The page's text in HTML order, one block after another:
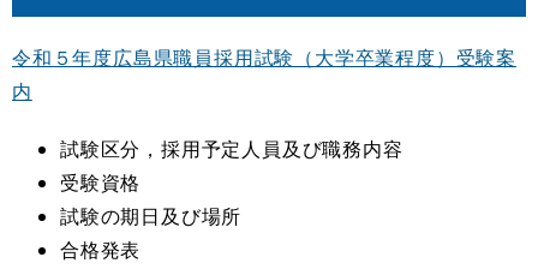
令和５年度広島県職員採用試験（大学卒業程度）受験案
内
試験区分，採用予定人員及び職務内容
受験資格
試験の期日及び場所
合格発表